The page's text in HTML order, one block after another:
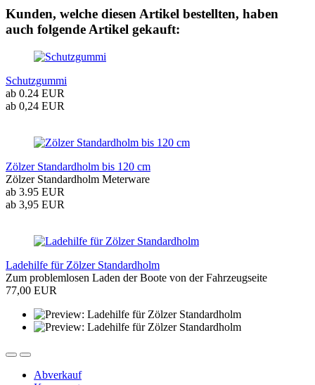
Kunden, welche diesen Artikel bestellten, haben
auch folgende Artikel gekauft:
Schutzgummi
ab 0.24 EUR
ab 0,24 EUR
Zölzer Standardholm bis 120 cm
Zölzer Standardholm Meterware
ab 3.95 EUR
ab 3,95 EUR
Ladehilfe für Zölzer Standardholm
Zum problemlosen Laden der Boote von der Fahrzeugseite
77,00 EUR
Abverkauf